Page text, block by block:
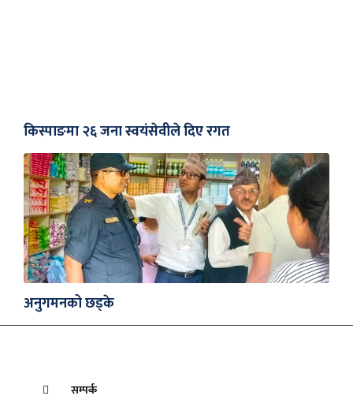
किस्पाङमा २६ जना स्वयंसेवीले दिए रगत
अनुगमनको छड्के
सम्पर्क